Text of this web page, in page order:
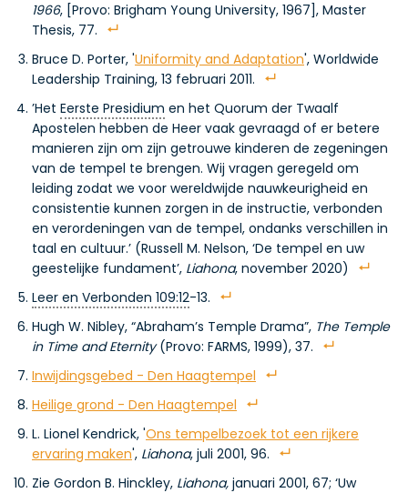
1966, [Provo: Brigham Young University, 1967], Master
Thesis, 77.
Bruce D. Porter, 'Uniformity and Adaptation', Worldwide
Leadership Training, 13 februari 2011.
’Het Eerste Presidium en het Quorum der Twaalf
Apostelen hebben de Heer vaak gevraagd of er betere
manieren zijn om zijn getrouwe kinderen de zegeningen
van de tempel te brengen. Wij vragen geregeld om
leiding zodat we voor wereldwijde nauwkeurigheid en
consistentie kunnen zorgen in de instructie, verbonden
en verordeningen van de tempel, ondanks verschillen in
taal en cultuur.’ (Russell M. Nelson, ‘De tempel en uw
geestelijke fundament’, Liahona, november 2020)
Leer en Verbonden 109:12-13.
Hugh W. Nibley, “Abraham’s Temple Drama”, The Temple
in Time and Eternity(Provo: FARMS, 1999), 37.
Inwijdingsgebed - Den Haagtempel
Heilige grond - Den Haagtempel
L. Lionel Kendrick, 'Ons tempelbezoek tot een rijkere
ervaring maken', Liahona, juli 2001, 96.
Zie Gordon B. Hinckley, Liahona, januari 2001, 67; ‘Uw